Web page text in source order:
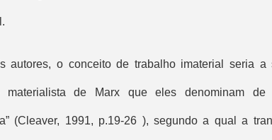
autores, o conceito de trabalho imaterial seria a
materialista de Marx que eles denominam de
(Cleaver, 1991, p.19-26 ), segundo a qual a